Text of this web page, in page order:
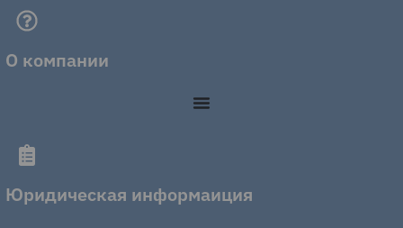
О компании
Юридическая информаиция